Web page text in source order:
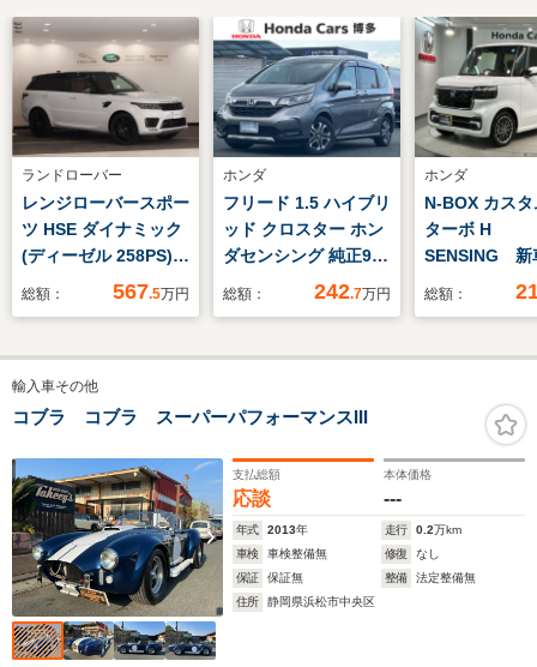
ランドローバー
レンジローバースポー
ツ HSE ダイナミック
(ディーゼル 258PS)
4WD スライディング
ルーフ ブラックエク
ステリアパック フロ
ントシートヒーター&
フルセグTV アップ
ルカープレイ アンド
ロイドオート 22イ
ンチ
総額： 567.5万円
ホンダ
フリード 1.5 ハイブリ
ッド クロスター ホン
ダセンシング 純正9イ
ンチナビ/フルセグ/ド
総額： 242.7万円
ホンダ
N-BOX カス
ターボ H
SENSING 新
証 試乗車
ラ CD録音
ヒ-タ-ETC
ト 両側電動
VSA クルコ
総額：
輸入車その他
コブラ コブラ スーパーパフォーマンスIII
支払総額
応談
本体価格
---
年式 2013年 走行 0.2万km
車検
車検整備無 修復
なし
保証
保証無 整備
法定整備無
住所
静岡県浜松市中央区